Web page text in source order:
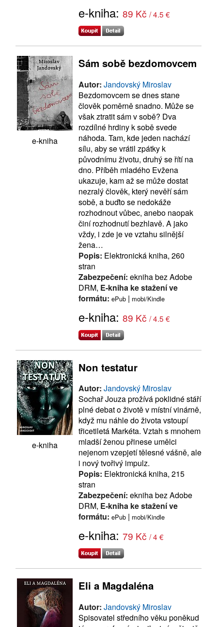
e-kniha: 89 Kč / 4.5 €
e-kniha
Sám sobě bezdomovcem
Autor: Jandovský Miroslav
Bezdomovcem se dnes stane
člověk poměrně snadno. Může se
však ztratit sám v sobě? Dva
rozdílné hrdiny k sobě svede
náhoda. Tam, kde jeden nachází
sílu, aby se vrátil zpátky k
původnímu životu, druhý se řítí na
dno. Příběh mladého Evžena
ukazuje, kam až se může dostat
nezralý člověk, který nevěří sám
sobě, a buďto se nedokáže
rozhodnout vůbec, anebo naopak
činí rozhodnutí bezhlavě. A jako
vždy, i zde je ve vztahu silnější
žena…
Popis: Elektronická kniha, 260
stran
Zabezpečení: ekniha bez Adobe
DRM, E-kniha ke stažení ve
formátu: ePub | mobi/Kindle
e-kniha: 89 Kč / 4.5 €
e-kniha
Non testatur
Autor: Jandovský Miroslav
Sochař Jouza prožívá poklidné stáří
plné debat o životě v místní vinárně,
když mu náhle do života vstoupí
třicetiletá Markéta. Vztah s mnohem
mladší ženou přinese umělci
nejenom vzepjetí tělesné vášně, ale
i nový tvořivý impulz.
Popis: Elektronická kniha, 215
stran
Zabezpečení: ekniha bez Adobe
DRM, E-kniha ke stažení ve
formátu: ePub | mobi/Kindle
e-kniha: 79 Kč / 4 €
Eli a Magdaléna
Autor: Jandovský Miroslav
Spisovatel středního věku poněkud